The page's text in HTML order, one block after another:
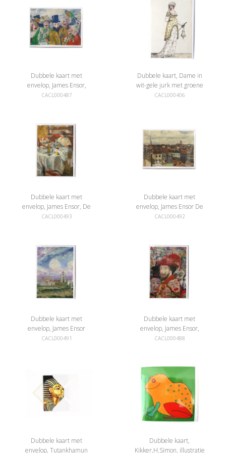
Dubbele kaart met
envelop, James Ensor,
Detail uit de Intrige
CACL000487
Dubbele kaart, Dame in
wit-gele jurk met groene
parasol
CACL000406
Dubbele kaart met
envelop, James Ensor, De
oestereter
CACL000493
Dubbele kaart met
envelop, James Ensor De
daken van Oostende
CACL000492
Dubbele kaart met
envelop, James Ensor
Uitzicht op Mariakerke
CACL000491
Dubbele kaart met
envelop, James Ensor,
Portret met maskers
CACL000488
Dubbele kaart met
envelop, Tutankhamun
Dubbele kaart,
Kikker,H.Simon, illustratie